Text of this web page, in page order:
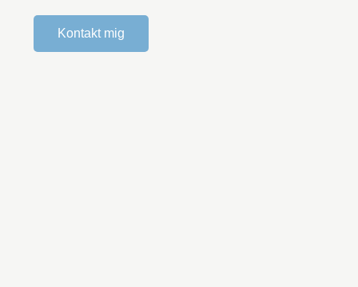
Kontakt mig